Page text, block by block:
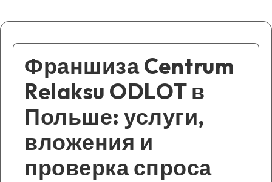
Франшиза Centrum
Relaksu ODLOT в
Польше: услуги,
вложения и
проверка спроса